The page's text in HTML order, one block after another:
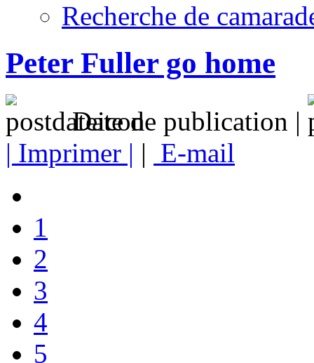
Recherche de
Peter Fuller go home
Date de publication |
| Imprimer | | E-mail
1
2
3
4
5